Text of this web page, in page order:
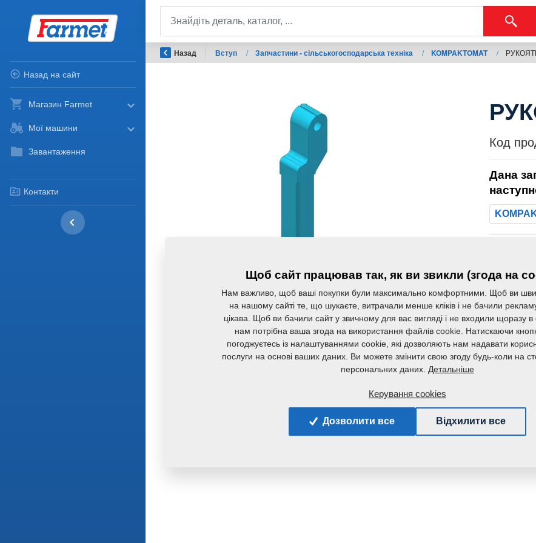
Назад на сайт
Магазин Farmet
Мої машини
Завантаження
Контакти
Назад Вступ / Запчастини - сільськогосподарська техніка / KOMPAKTOMAT /
Код
Дана
Щоб сайт працював так, як ви звикли (згода на
Нам важливо, щоб ваші покупки були максимально комфортними. Щоб ви
на нашому сайті те, що шукаєте, витрачали менше кліків і не бачили
цікава. Щоб ви бачили сайт у звичному для вас вигляді і не входили щоразу
нам потрібна ваша згода на використання файлів cookie. Натискаючи
погоджуєтесь із налаштуваннями cookie, які дозволяють нам надавати
послуги на основі ваших даних. Ви можете змінити свою згоду будь-коли на
персональних даних. Детальніше
Керування cookies
Дозволити все Відхилити все